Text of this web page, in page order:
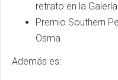
retrato en la
Premio Southern
Osma
Además es: